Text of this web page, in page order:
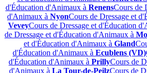
d'Éducation d'Animaux à RenensCours de
d'Animaux à NyonCours de Dressage et
VeveyCours de Dressage et d'Éducation
de Dressage et d'Éducation d'Animaux à
et d'Éducation d'Animaux à Gland
d'Éducation d'Animaux à Ecublens (VD)
d'Éducation d'Animaux à PrillyCours de
d'Animaux à La Tour-de-PeilzCours de